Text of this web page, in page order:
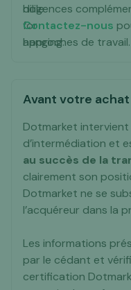
diligences
Contactez-nous
approches de travail.
Avant votre achat
Dotmarket
d’intermédiation et
au succès de la
clairement son
Dotmarket ne se
l’acquéreur dans la
Les informations
par le cédant et
certification